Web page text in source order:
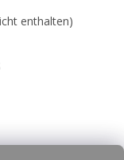
enthalten)